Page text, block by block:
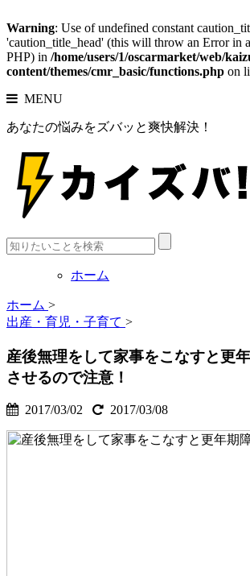
Warning: Use of undefined constant
'caution_title_head' (this will throw an Error in
PHP) in /home/users/1/oscarmarket/web/
content/themes/cmr_basic/functions.php on
MENU
あなたの悩みをズバッと爽快解決！
ホーム
ホーム >
出産・育児・子育て >
産後無理をして家事をこなすと更
させるので注意！
2017/03/02 2017/03/08